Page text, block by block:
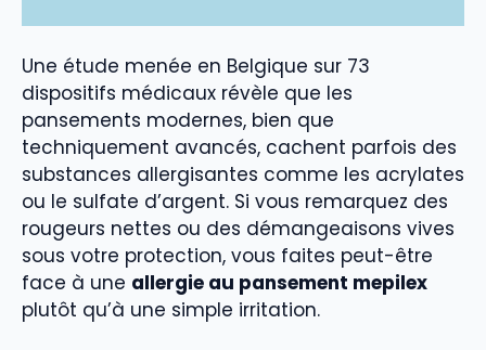
Une étude menée en Belgique sur 73
dispositifs médicaux révèle que les
pansements modernes, bien que
techniquement avancés, cachent parfois des
substances allergisantes comme les acrylates
ou le sulfate d’argent. Si vous remarquez des
rougeurs nettes ou des démangeaisons vives
sous votre protection, vous faites peut-être
face à une allergie au pansement mepilex
plutôt qu’à une simple irritation.